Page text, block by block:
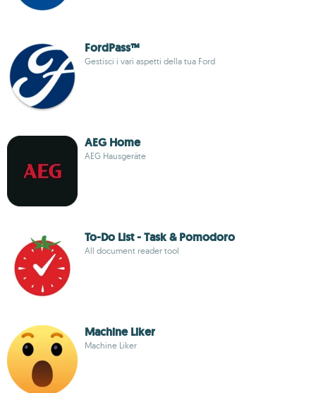
FordPass™
Gestisci i vari aspetti della tua Ford
AEG Home
AEG Hausgeräte
To-Do List - Task & Pomodoro
All document reader tool
Machine Liker
Machine Liker